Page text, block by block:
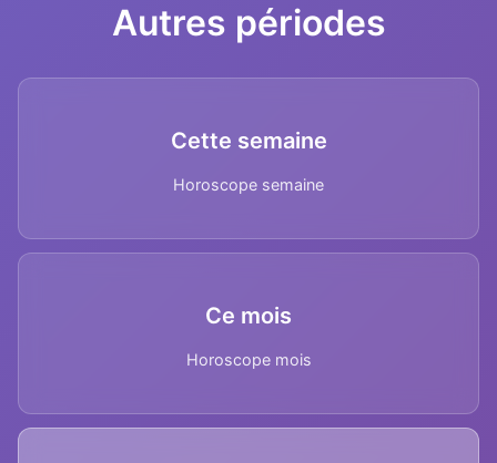
Autres périodes
Cette semaine
Horoscope semaine
Ce mois
Horoscope mois